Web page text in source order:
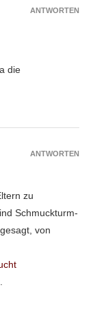
die
ANTWORTEN
zu
Schmuckturm-
von
ANTWORTEN